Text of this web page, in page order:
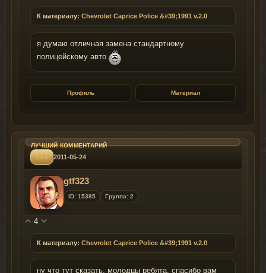
К материалу: Chevrolet Caprice Police &#39;1991 v.2.0
я думаю отличная замена стандартному
полицейскому авто
Профиль Материал
#14 2011-05-24
gtf323
ID: 15385 Группа: 2
4
К материалу: Chevrolet Caprice Police &#39;1991 v.2.0
ну что тут сказать, молодцы ребята, спасибо вам